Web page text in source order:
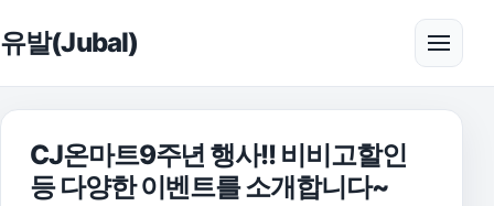
유발(Jubal) 메뉴
CJ온마트9주년 행사!! 비비고할인
등 다양한 이벤트를 소개합니다~